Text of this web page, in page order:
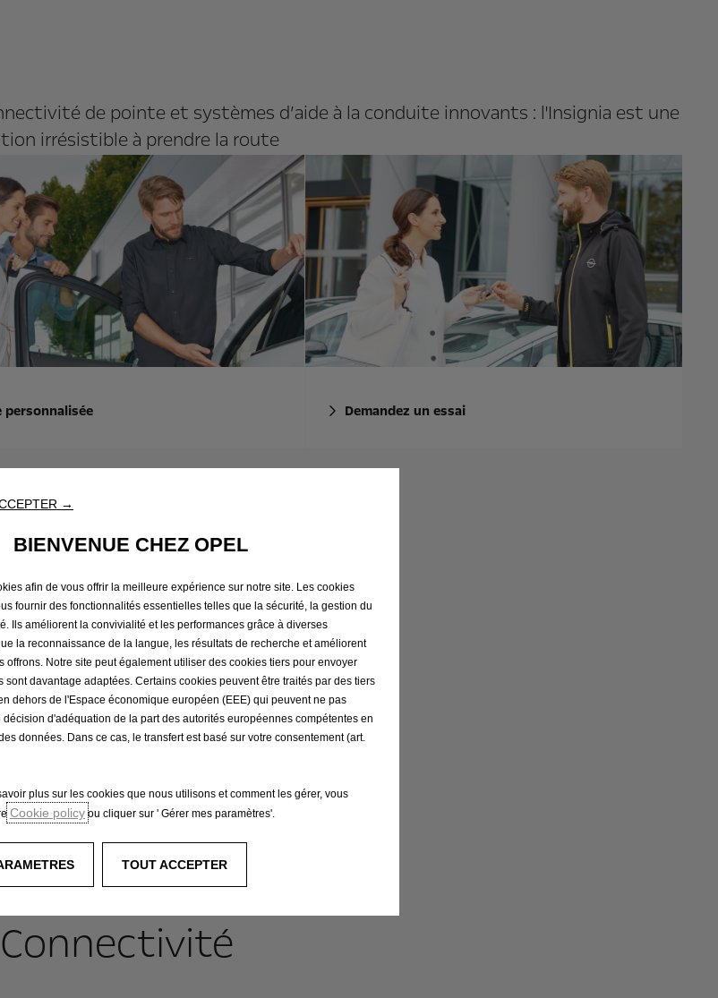
de pointe et systèmes d’aide à la conduite innovants : l'Insignia est une
irrésistible à prendre la route
personnalisée Demandez un essai
CONDUITE
Vidéos
Design
Innovation
Connectivité
→
BIENVENUE CHEZ OPEL
afin de vous offrir la meilleure expérience sur notre site. Les cookies
fournir des fonctionnalités essentielles telles que la sécurité, la gestion du
Ils améliorent la convivialité et les performances grâce à diverses
la reconnaissance de la langue, les résultats de recherche et améliorent
offrons. Notre site peut également utiliser des cookies tiers pour envoyer
sont davantage adaptées. Certains cookies peuvent être traités par des tiers
dehors de l'Espace économique européen (EEE) qui peuvent ne pas
d'adéquation de la part des autorités européennes compétentes en
données. Dans ce cas, le transfert est basé sur votre consentement (art.
plus sur les cookies que nous utilisons et comment les gérer, vous
Cookie policy ou cliquer sur ' Gérer mes paramètres'.
TOUT ACCEPTER